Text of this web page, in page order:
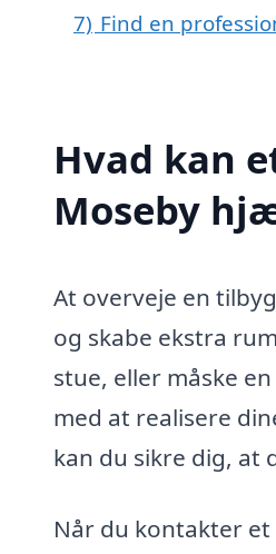
7) Find en
Hvad kan
Moseby
At overveje en
og skabe ekstra
stue, eller måske
med at realisere
kan du sikre dig,
Når du kontakter